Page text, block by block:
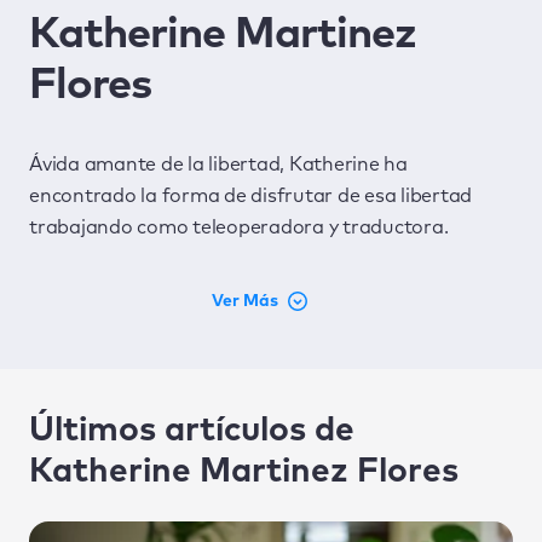
Katherine Martinez
Flores
Ávida amante de la libertad, Katherine ha
encontrado la forma de disfrutar de esa libertad
trabajando como teleoperadora y traductora.
Últimos artículos de
Katherine Martinez Flores